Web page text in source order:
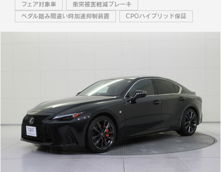
フェア対象車
衝突被害軽減ブレーキ
ペダル踏み間違い時加速抑制装置
CPOハイブリッド保証